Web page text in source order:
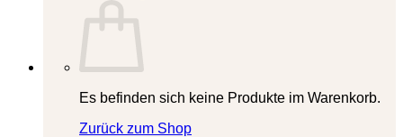
Es befinden sich keine Produkte im Warenkorb.
Zurück zum Shop